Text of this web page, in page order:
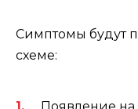
Симптомы будут
схеме: